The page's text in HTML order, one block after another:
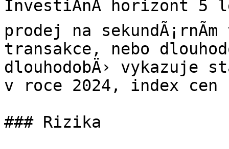
InvestiÄnÃ­ horizont 5
prodej na
transakce, nebo
dlouhodobÄ› vykazuje
v roce 2024, index cen
### Rizika